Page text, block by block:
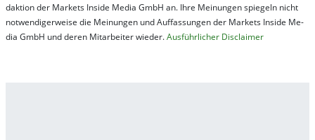
dak­tion der Mar­kets In­side Me­dia GmbH an. Ihre Mei­nung­en spie­geln nicht
not­wen­di­ger­wei­se die Mei­nung­en und Auf­fas­sung­en der Mar­kets In­side Me­
dia GmbH und de­ren Mit­ar­bei­ter wie­der.Aus­führ­lich­er Dis­clai­mer